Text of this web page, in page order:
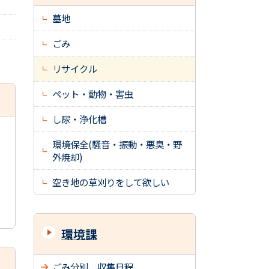
墓地
ごみ
リサイクル
ペット・動物・害虫
し尿・浄化槽
環境保全(騒音・振動・悪臭・野
外焼却)
空き地の草刈りをして欲しい
環境課